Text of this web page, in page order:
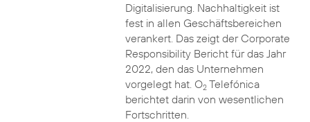
Digitalisierung. Nachhaltigkeit ist
fest in allen Geschäftsbereichen
verankert. Das zeigt der Corporate
Responsibility Bericht für das Jahr
2022, den das Unternehmen
vorgelegt hat. O2Telefónica
berichtet darin von wesentlichen
Fortschritten.